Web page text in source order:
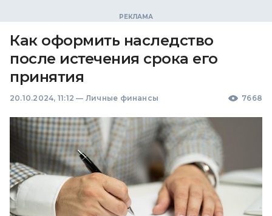
Как оформить наследство
после истечения срока его
принятия
20.10.2024, 11:12 — Личные финансы 7668